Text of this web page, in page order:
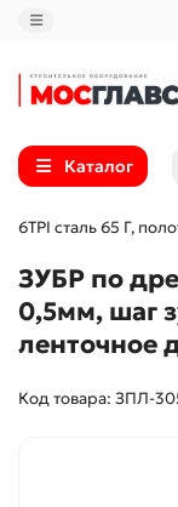
Каталог
6TPI сталь 65 Г,
ЗУБР по
0,5мм, шаг
ленточное
Код товара: ЗПЛ-